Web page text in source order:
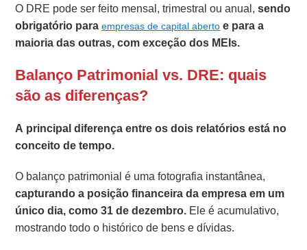
O DRE pode ser feito mensal, trimestral ou anual,sendo
obrigatório paraempresas de capital aberto e para a
maioria das outras, com exceção dos MEIs.
Balanço Patrimonial vs. DRE: quais
são as diferenças?
A principal diferença entre os dois relatórios está no
conceito de tempo.
O balanço patrimonial é uma fotografia instantânea,
capturando a posição financeira da empresa em um
único dia, como 31 de dezembro. Ele é acumulativo,
mostrando todo o histórico de bens e dívidas.